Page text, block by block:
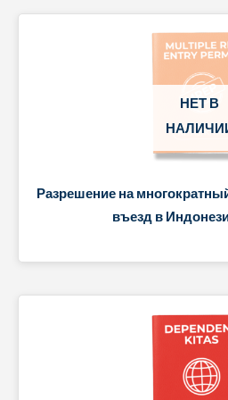
НЕТ В
Разрешение на
въезд в